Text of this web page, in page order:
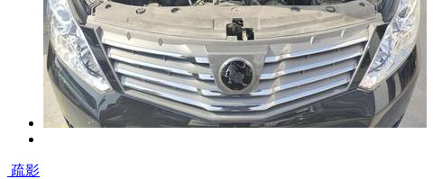
享受着阳光温暖
发布于：2023-03-26 12:47
0
日常用车，菱智M5适合自己就好
小一些。这个车空间大拉货可以，再有出去谈事外观也说得过去。...